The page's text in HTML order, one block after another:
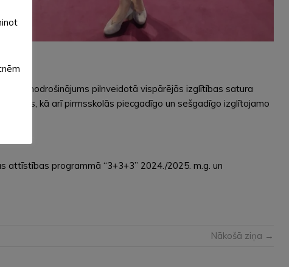
nodrošinājums pilnveidotā vispārējās izglītības satura
kā arī pirmsskolās piecgadīgo un sešgadīgo izglītojamo
attīstības programmā “3+3+3” 2024./2025. m.g. un
Nākošā ziņa →